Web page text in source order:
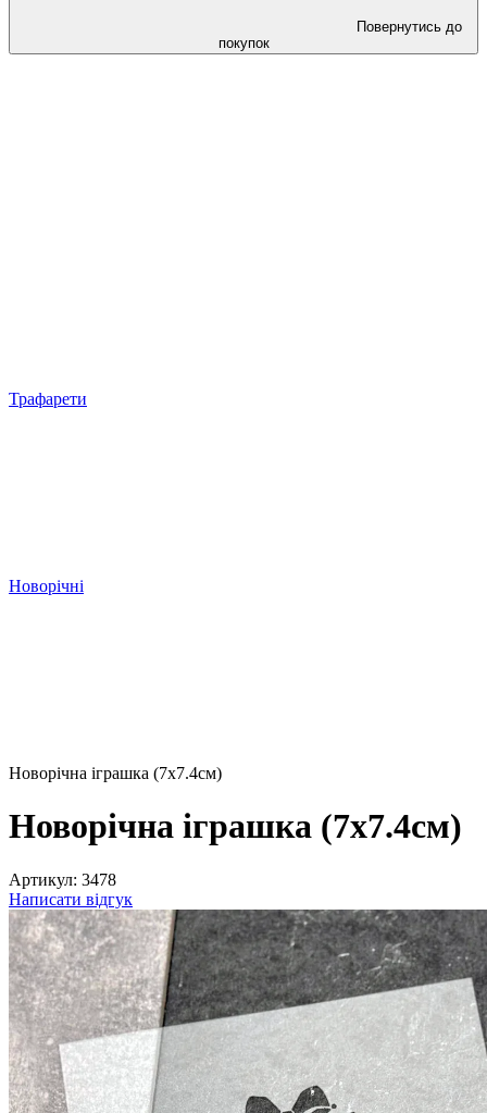
Повернутись до
покупок
Трафарети
Новорічні
Новорічна іграшка (7х7.4см)
Новорічна іграшка (7х7.4см)
Артикул: 3478
Написати відгук